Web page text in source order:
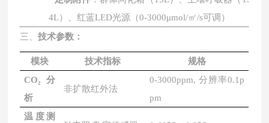
4L）、红蓝LED光源（0-3000μmol/㎡/s可调）
三、技术参数：
模块 技术指标
规格
CO₂分
析
非扩散红外法
0-3000ppm, 分辨率0.1p
pm
温度测